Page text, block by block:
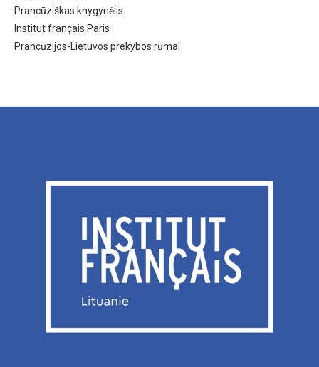
Prancūziškas knygynėlis
Institut français Paris
Prancūzijos-Lietuvos prekybos rūmai